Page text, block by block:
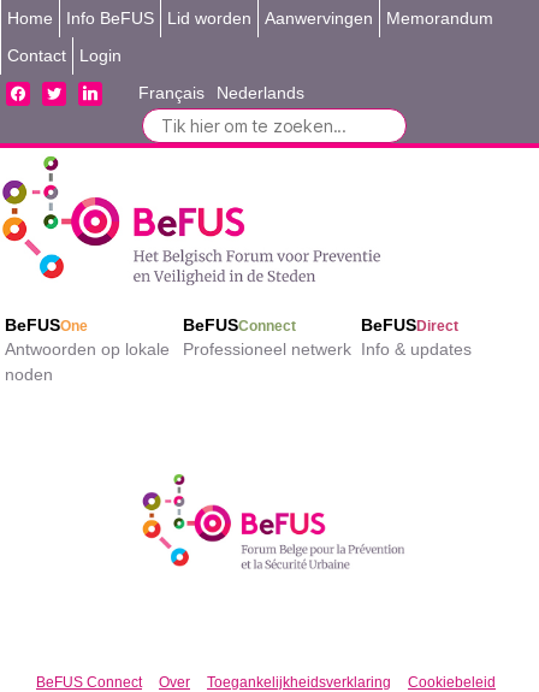
Home Info BeFUS Lid worden Aanwervingen
Memorandum
Contact
Login
facebooktwitterlinkedin Français Nederlands
Search
for:
BeFUSOne
Antwoorden op lokale
noden
BeFUSConnect
Professioneel netwerk
BeFUSDirect
Info & updates
BeFUS Connect Over Toegankelijkheidsverklaring
Cookiebeleid